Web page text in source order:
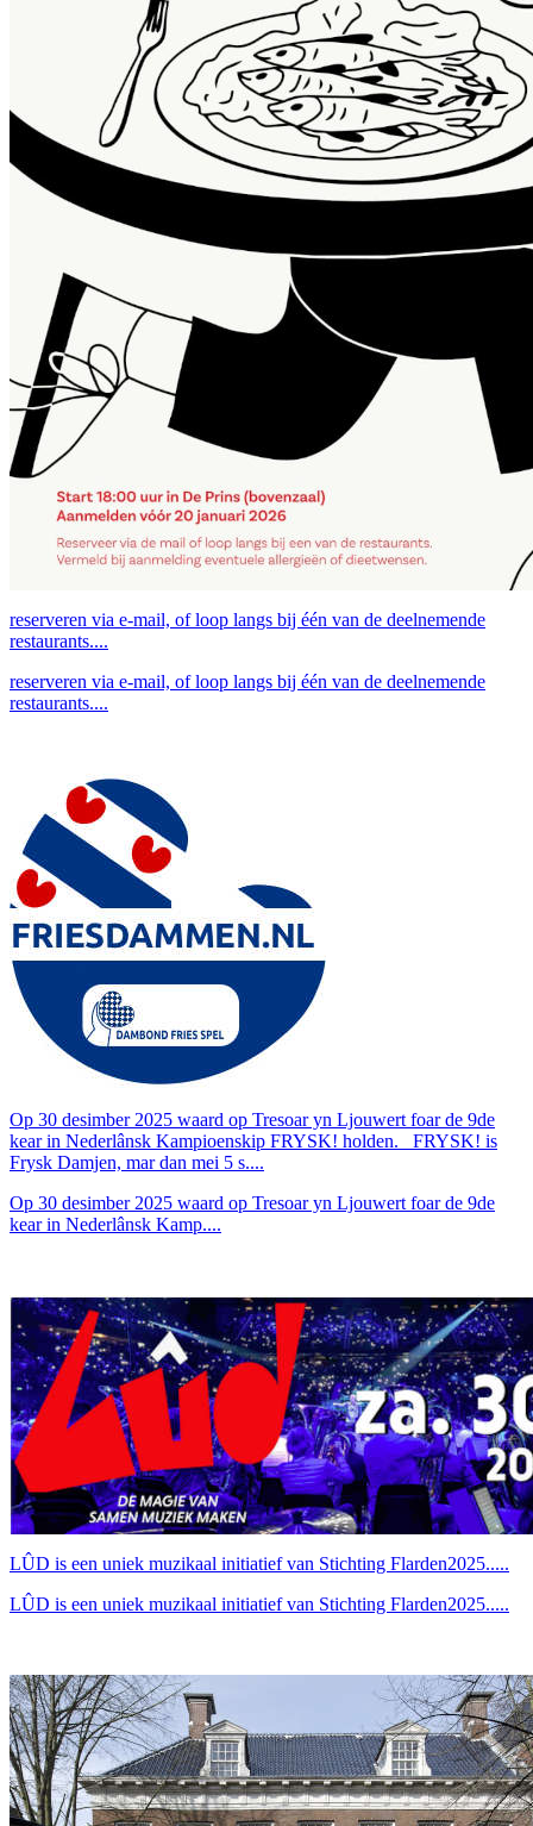
reserveren via e-mail, of loop langs bij één van de deelnemende
restaurants....
reserveren via e-mail, of loop langs bij één van de deelnemende
restaurants....
Op 30 desimber 2025 waard op Tresoar yn Ljouwert foar de 9de
kear in Nederlânsk Kampioenskip FRYSK! holden. FRYSK! is
Frysk Damjen, mar dan mei 5 s....
Op 30 desimber 2025 waard op Tresoar yn Ljouwert foar de 9de
kear in Nederlânsk Kamp....
LÛD is een uniek muzikaal initiatief van Stichting Flarden2025.....
LÛD is een uniek muzikaal initiatief van Stichting Flarden2025.....